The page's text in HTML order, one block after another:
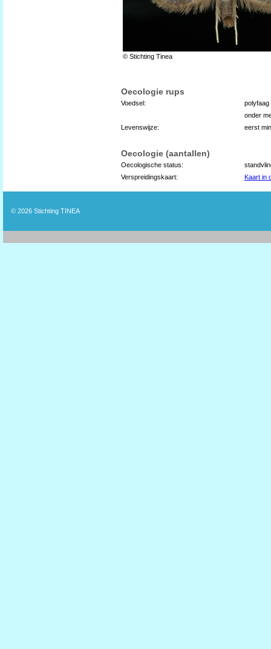
© Stichting Tinea
Oecologie rups
Voedsel:
polyfaag
onder
Levenswijze:
eerst
Oecologie (aantallen)
Oecologische status:
Verspreidingskaart:
Kaart in
© 2026 Stichting TINEA